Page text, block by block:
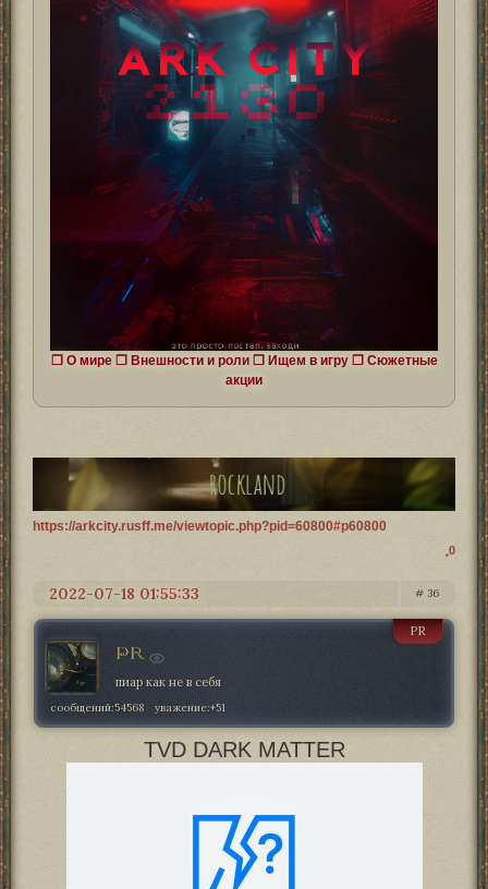
❒ О мире ❒ Внешности и роли ❒ Ищем в игру ❒ Cюжетные
акции
https://arkcity.rusff.me/viewtopic.php?pid=60800#p60800
0
36
2022-07-18 01:55:33
PR
PR
пиар как не в себя
сообщений:54568 уважение:+51
TVD DARK MATTER